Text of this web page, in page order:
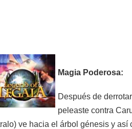
Magia Poderosa:
Después de
peleaste contra
ve hacia el árbol génesis y